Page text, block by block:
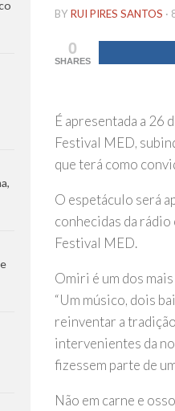
BY RUI PIRES SANTOS ·
0
SHARES
É apresentada a 26
Festival MED,
que terá como
O espetáculo será
conhecidas da rádio
Festival MED.
Omiri é um dos
“Um músico, dois
reinventar a
intervenientes da
fizessem parte de
Não em carne e